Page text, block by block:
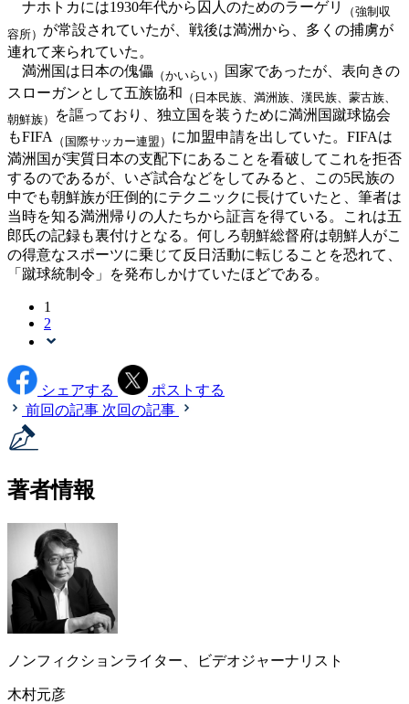
ナホトカには1930年代から囚人のためのラーゲリ
（強制収
容所） が常設されていたが、戦後は満洲から、多くの捕虜が
連れて来られていた。
満洲国は日本の傀儡 （かいらい）
国家であったが、表向きの
スローガンとして五族協和 （日本民族、満洲族、漢民族、蒙古族、
朝鮮族）
を謳っており、独立国を装うために満洲国蹴球協会
もFIFA
（国際サッカー連盟） に加盟申請を出していた。FIFAは
満洲国が実質日本の支配下にあることを看破してこれを拒否
するのであるが、いざ試合などをしてみると、この5民族の
中でも朝鮮族が圧倒的にテクニックに長けていたと、筆者は
当時を知る満洲帰りの人たちから証言を得ている。これは五
郎氏の記録も裏付けとなる。何しろ朝鮮総督府は朝鮮人がこ
の得意なスポーツに乗じて反日活動に転じることを恐れて、
「蹴球統制令」を発布しかけていたほどである。
1
2
シェアする
ポストする
前回の記事 次回の記事
著者情報
ノンフィクションライター、ビデオジャーナリスト
木村元彦